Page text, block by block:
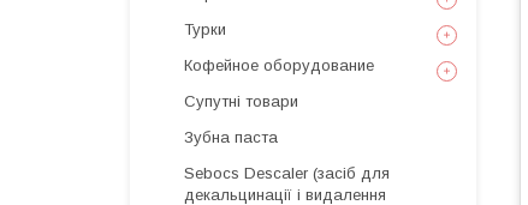
Турки
Кофейное оборудование
Супутні товари
Зубна паста
Sebocs Descaler (засіб для
декальцинації і видалення